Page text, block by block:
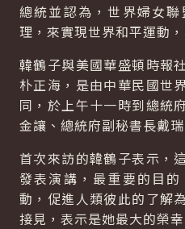
總統並認為，世界婦女
理，來實現世界和平運動
韓鶴子與美國華盛頓時報
朴正海，是由中華民國世
同，於上午十一時到總統
金讓、總統府副秘書長戴
首次來訪的韓鶴子表示，
發表演講，最重要的目
動，促進人類彼此的了解
接見，表示是她最大的榮幸